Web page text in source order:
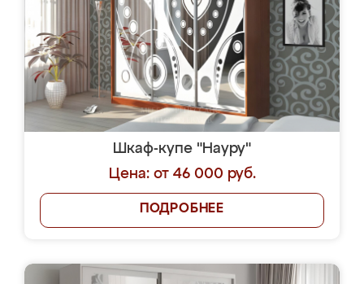
Шкаф-купе "Науру"
Цена: от 46 000 руб.
ПОДРОБНЕЕ